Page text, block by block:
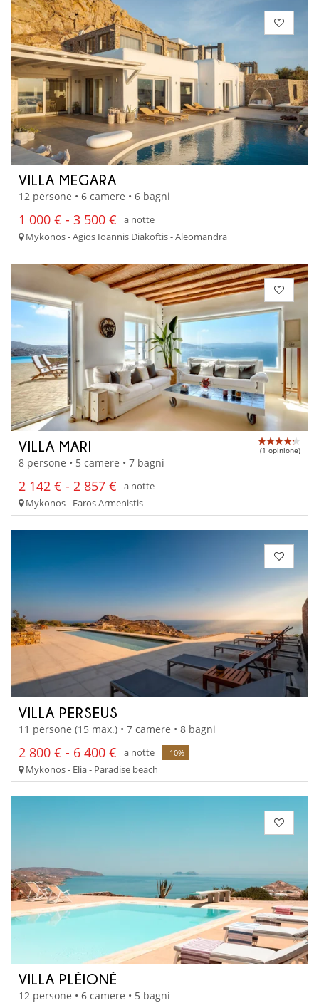
VILLA MEGARA
12 persone • 6 camere • 6 bagni
1 000 € - 3 500 €
a notte
Mykonos - Agios Ioannis Diakoftis - Aleomandra
VILLA MARI (1 opinione)
8 persone • 5 camere • 7 bagni
2 142 € - 2 857 €
a notte
Mykonos - Faros Armenistis
VILLA PERSEUS
11 persone (15 max.) • 7 camere • 8 bagni
2 800 € - 6 400 € a notte -10%
Mykonos - Elia - Paradise beach
VILLA PLÉIONÉ
12 persone • 6 camere • 5 bagni